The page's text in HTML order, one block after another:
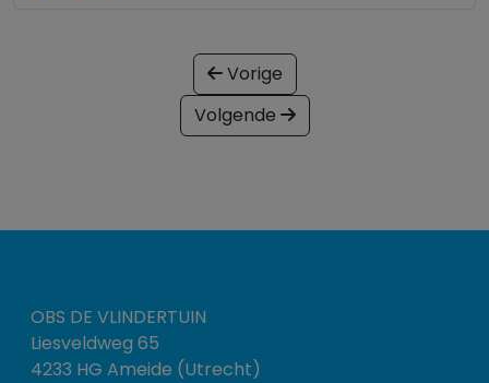
Vorige
Volgende
OBS DE VLINDERTUIN
Liesveldweg 65
4233 HG Ameide (Utrecht)